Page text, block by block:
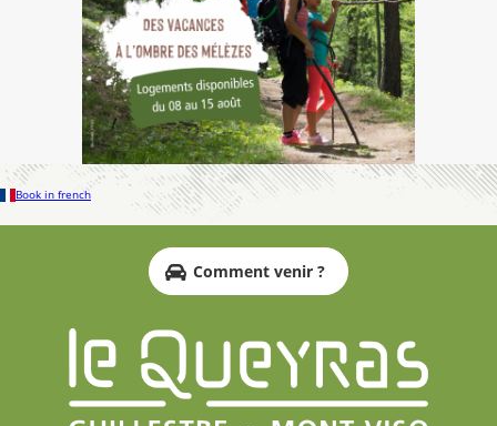
Book in french
Comment venir ?